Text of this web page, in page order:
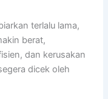
terlalu lama,
berat,
dan kerusakan
dicek oleh